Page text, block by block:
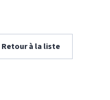
Retour à la liste